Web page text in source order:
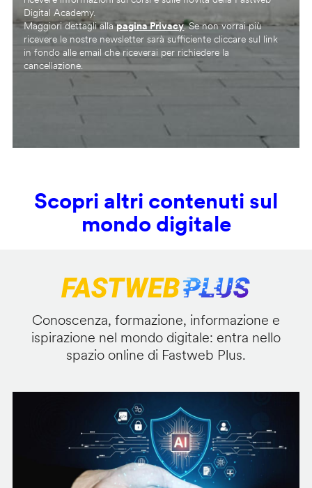
Digital Academy.
Maggiori dettagli allapagina Privacy. Se non vorrai più
ricevere le nostre newsletter sarà sufficiente cliccare sul link
in fondo alle email che riceverai per richiedere la
cancellazione.
Scopri altri contenuti sul
mondo digitale
Conoscenza, formazione, informazione e
ispirazione nel mondo digitale: entra nello
spazio online di Fastweb Plus.